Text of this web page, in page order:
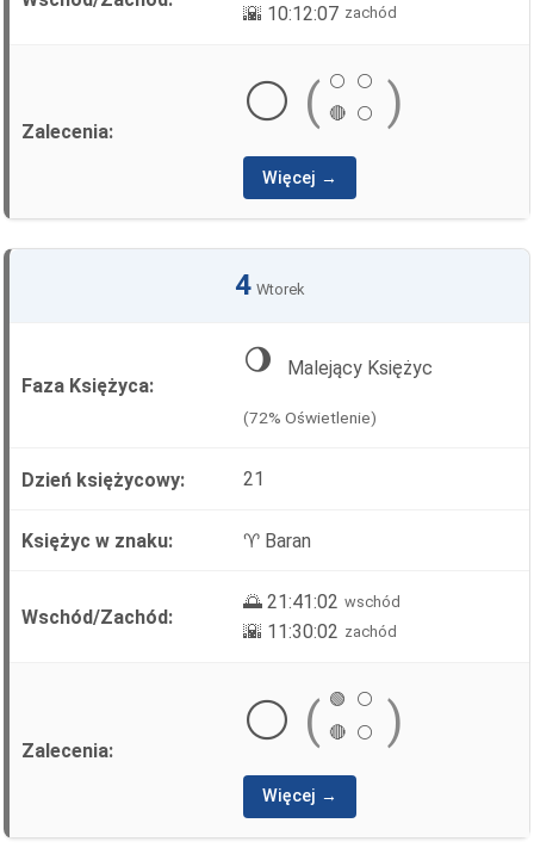
🌇 10:12:07 zachód
⚪ ( ⚪
⚪
🔴
⚪ )
Więcej →
4 Wtorek
🌖 Malejący Księżyc
(72% Oświetlenie)
21
♈ Baran
🌅 21:41:02 wschód
🌇 11:30:02 zachód
⚪ ( 🟢
⚪
🔴
⚪ )
Więcej →